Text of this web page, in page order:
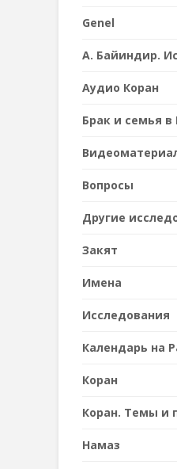
Genel
А. Байиндир.
Аудио Коран
Брак и семья в
Вопросы
Другие
Закят
Имена
Исследования
Календарь на
Коран
Коран. Темы и
Намаз